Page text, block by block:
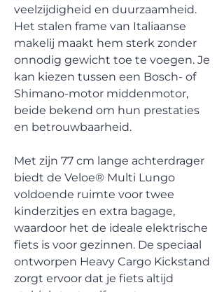
veelzijdigheid en duurzaamheid.
Het stalen frame van Italiaanse
makelij maakt hem sterk zonder
onnodig gewicht toe te voegen. Je
kan kiezen tussen een Bosch- of
Shimano-motor middenmotor,
beide bekend om hun prestaties
en betrouwbaarheid.
Met zijn 77 cm lange achterdrager
biedt de Veloe® Multi Lungo
voldoende ruimte voor twee
kinderzitjes en extra bagage,
waardoor het de ideale elektrische
fiets is voor gezinnen. De speciaal
ontworpen Heavy Cargo Kickstand
zorgt ervoor dat je fiets altijd